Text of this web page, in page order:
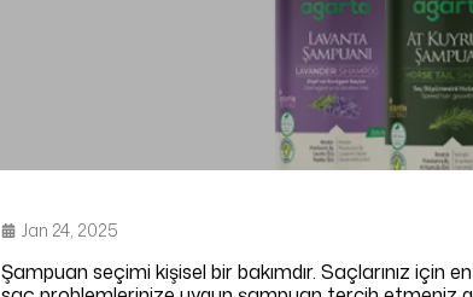
Jan 24, 2025
Şampuan seçimi kişisel bir bakımdır. Saçlarınız için